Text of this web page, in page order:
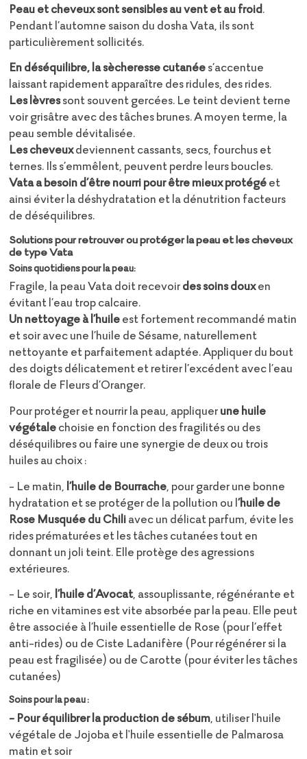
Peau et cheveux sont sensibles au vent et au froid.
Pendant l’automne saison du dosha Vata, ils sont
particulièrement sollicités.
En déséquilibre, la sècheresse cutanées’accentue
laissant rapidement apparaître des ridules, des rides.
Les lèvressont souvent gercées. Le teint devient terne
voir grisâtre avec des tâches brunes. A moyen terme, la
peau semble dévitalisée.
Les cheveuxdeviennent cassants, secs, fourchus et
ternes. Ils s’emmêlent, peuvent perdre leurs boucles.
Vata a besoin d’être nourri pour être mieux protégéet
ainsi éviter la déshydratation et la dénutrition facteurs
de déséquilibres.
Solutions pour retrouver ou protéger la peau et les cheveux
de type Vata
Soins quotidiens pour la peau:
Fragile, la peau Vata doit recevoirdes soins douxen
évitant l’eau trop calcaire.
Un nettoyage à l’huileest fortement recommandé matin
et soir avec une l’huile de Sésame, naturellement
nettoyante et parfaitement adaptée. Appliquer du bout
des doigts délicatement et retirer l’excédent avec l’eau
florale de Fleurs d’Oranger.
Pour protéger et nourrir la peau, appliquerune huile
végétalechoisie en fonction des fragilités ou des
déséquilibres ou faire une synergie de deux ou trois
huiles au choix :
- Le matin, l’huile de Bourrache, pour garder une bonne
hydratation et se protéger de la pollution ou l’huile de
Rose Musquée du Chiliavec un délicat parfum, évite les
rides prématurées et les tâches cutanées tout en
donnant un joli teint. Elle protège des agressions
extérieures.
- Le soir, l’huile d’Avocat, assouplissante, régénérante et
riche en vitamines est vite absorbée par la peau. Elle peut
être associée à l’huile essentielle de Rose (pour l’effet
anti-rides) ou de Ciste Ladanifère (Pour régénérer si la
peau est fragilisée) ou de Carotte (pour éviter les tâches
cutanées)
Soins pour la peau :
- Pour équilibrer la production de sébum, utiliser l'huile
végétale de Jojoba et l'huile essentielle de Palmarosa
matin et soir